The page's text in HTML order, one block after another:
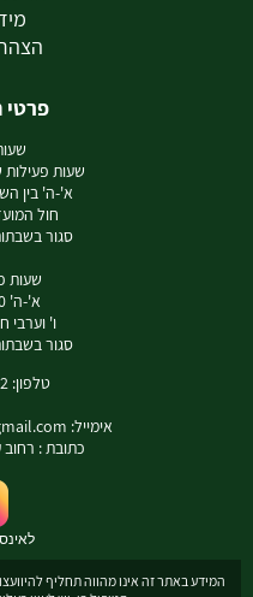
שעות
א'-ה' בין השעות
חול המועד 09:00-
סגור
שעות
א'-ה' 09:00-21:00
ו' וערבי חג 09:00-
סגור
טלפון: 079-5555502
אימייל:
כתובת : רחוב עוזי
המידע באתר זה אינו מהווה תחליף